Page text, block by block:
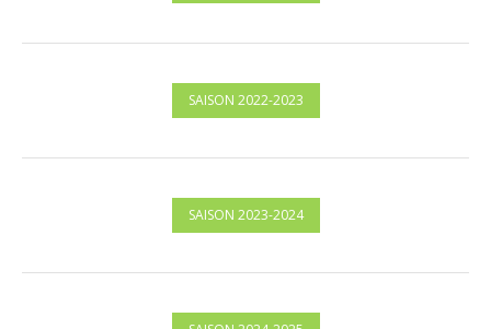
SAISON 2022-2023
SAISON 2023-2024